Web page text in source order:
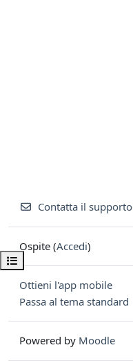
Apri indice del corso
Contatta il supporto
Ospite (Accedi)
Ottieni l'app mobile
Passa al tema standard
Powered by Moodle